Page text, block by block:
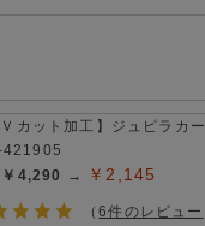
Ｖカット加工】ジュピラカ
421905
￥4,290 → ￥2,145
（6件のレビュー